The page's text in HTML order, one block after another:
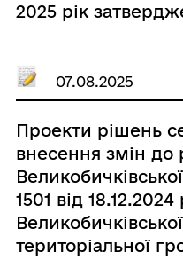
2025 рік
08.07.2025 р. №
07.08.2025
Проекти рішень
внесення змін до
1501 від
територіальної